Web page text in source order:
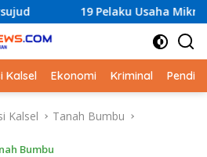
Usaha Mikro Terima
Kalsel Ekonomi Kriminal
Kalsel Tanah Bumbu
Bumbu